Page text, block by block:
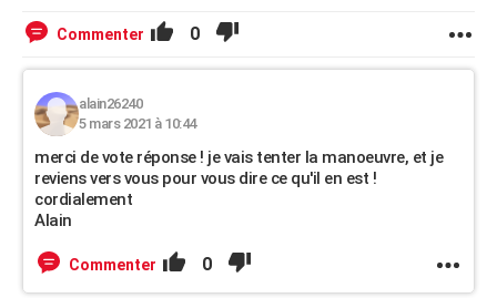
Commenter 0
alain26240
5 mars 2021 à 10:44
merci de vote réponse ! je vais tenter la manoeuvre, et je
reviens vers vous pour vous dire ce qu'il en est !
cordialement
Alain
Commenter 0